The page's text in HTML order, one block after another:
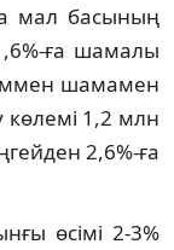
мал басының
ға шамалы
шамамен
1,2 млн
2,6%-ға
өсімі 2-3%